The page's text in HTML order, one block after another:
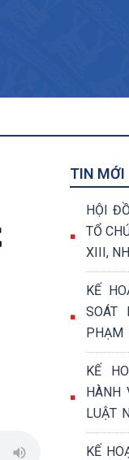
TIN MỚI
HỘI
TỔ
KẾ
SOÁT HỆ
PHẠM
XÃ
KẾ
HÀNH
LUẬT
TÂY
KẾ